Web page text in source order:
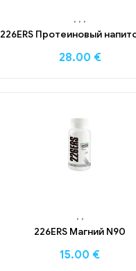
, , ,
226ERS Протеиновый
28.00 €
, ,
226ERS Магний N90
15.00 €